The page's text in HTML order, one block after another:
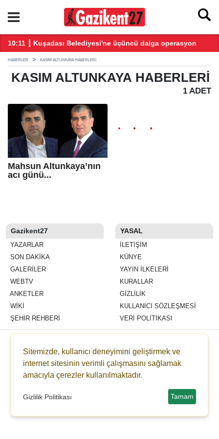
10:11 ┋ Kuşadası Belediyesi'ne üçüncü dalga operasyon
HABERLER KASIM ALTUNKAYA HABERLERI
KASIM ALTUNKAYA HABERLERI
1 ADET
Mahsun Altunkaya’nın
acı günü...
Gazikent27
YAZARLAR
SON DAKİKA
GALERİLER
WEBTV
ANKETLER
WİKİ
ŞEHİR REHBERİ
YASAL
İLETIŞIM
KÜNYE
YAYIN İLKELERI
KURALLAR
GIZLILIK
KULLANICI SÖZLEŞMESI
VERI POLITIKASI
Sitemizde, kullanıcı deneyimini geliştirmek ve
internet sitesinin verimli çalışmasını sağlamak
amacıyla çerezler kullanılmaktadır.
Gizlilik Politikası Tamam